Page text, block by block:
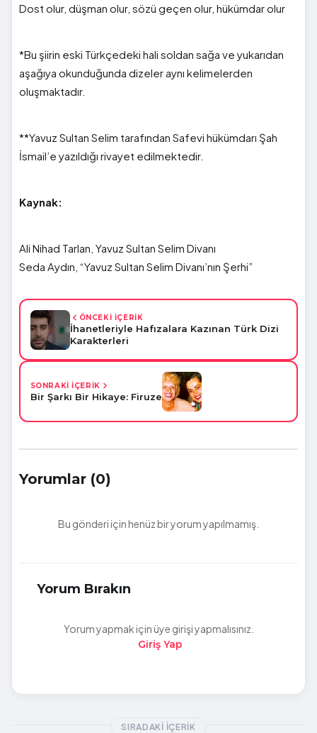
Dost olur, düşman olur, sözü geçen olur, hükümdar olur
*Bu şiirin eski Türkçedeki hali soldan sağa ve yukarıdan
aşağıya okunduğunda dizeler aynı kelimelerden
oluşmaktadır.
**Yavuz Sultan Selim tarafından Safevi hükümdarı Şah
İsmail’e yazıldığı rivayet edilmektedir.
Kaynak:
Ali Nihad Tarlan, Yavuz Sultan Selim Divanı
Seda Aydın, “Yavuz Sultan Selim Divanı’nın Şerhi”
ÖNCEKİ İÇERİK
İhanetleriyle Hafızalara Kazınan Türk Dizi
Karakterleri
SONRAKİ İÇERİK
Bir Şarkı Bir Hikaye: Firuze
Yorumlar (0)
Bu gönderi için henüz bir yorum yapılmamış.
Yorum Bırakın
Yorum yapmak için üye girişi yapmalısınız.
Giriş Yap
SIRADAKI İÇERIK